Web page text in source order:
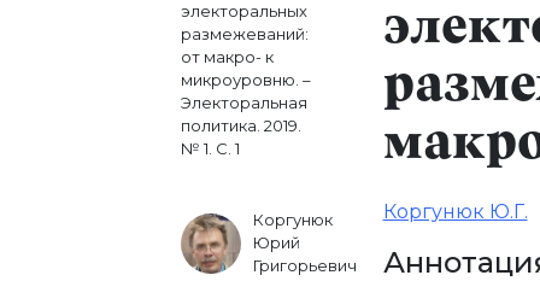
электоральных
размежеваний:
от макро- к
микроуровню. –
Электоральная
политика. 2019.
№ 1. С. 1
Коргунюк
Юрий
Григорьевич
Коргунюк Ю.Г.